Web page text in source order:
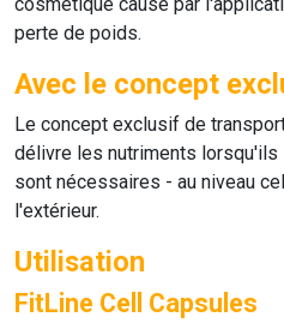
perte de poids.
Avec le concept
Le concept exclusif de
délivre les nutriments
sont nécessaires - au niveau
l'extérieur.
Utilisation
FitLine Cell Capsules